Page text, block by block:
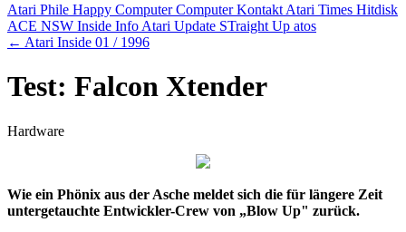
Atari Phile Happy ComputerComputer Kontakt Atari Times Hitdisk
ACE NSW Inside Info Atari Update STraight Up atos
← Atari Inside 01 / 1996
Test: Falcon Xtender
Hardware
Wie ein Phönix aus der Asche meldet sich die für längere Zeit
untergetauchte Entwickler-Crew von „Blow Up" zurück.